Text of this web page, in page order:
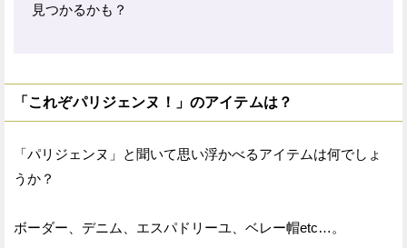
見つかるかも？
「これぞパリジェンヌ！」のアイテムは？
「パリジェンヌ」と聞いて思い浮かべるアイテムは何でしょ
うか？
ボーダー、デニム、エスパドリーユ、ベレー帽etc…。